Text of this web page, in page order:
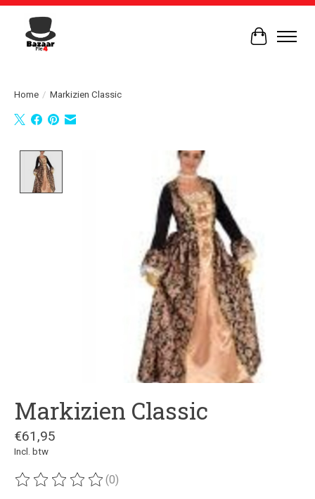
Home / Markizien Classic
Product image slideshow Items
Markizien Classic
€61,95
Incl. btw
De beoordeling van dit product is
(0)